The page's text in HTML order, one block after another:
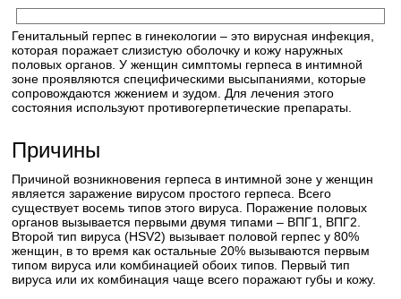
Генитальный герпес в гинекологии – это вирусная инфекция,
которая поражает слизистую оболочку и кожу наружных
половых органов. У женщин симптомы герпеса в интимной
зоне проявляются специфическими высыпаниями, которые
сопровождаются жжением и зудом. Для лечения этого
состояния используют противогерпетические препараты.
Причины
Причиной возникновения герпеса в интимной зоне у женщин
является заражение вирусом простого герпеса. Всего
существует восемь типов этого вируса. Поражение половых
органов вызывается первыми двумя типами – ВПГ1, ВПГ2.
Второй тип вируса (HSV2) вызывает половой герпес у 80%
женщин, в то время как остальные 20% вызываются первым
типом вируса или комбинацией обоих типов. Первый тип
вируса или их комбинация чаще всего поражают губы и кожу.